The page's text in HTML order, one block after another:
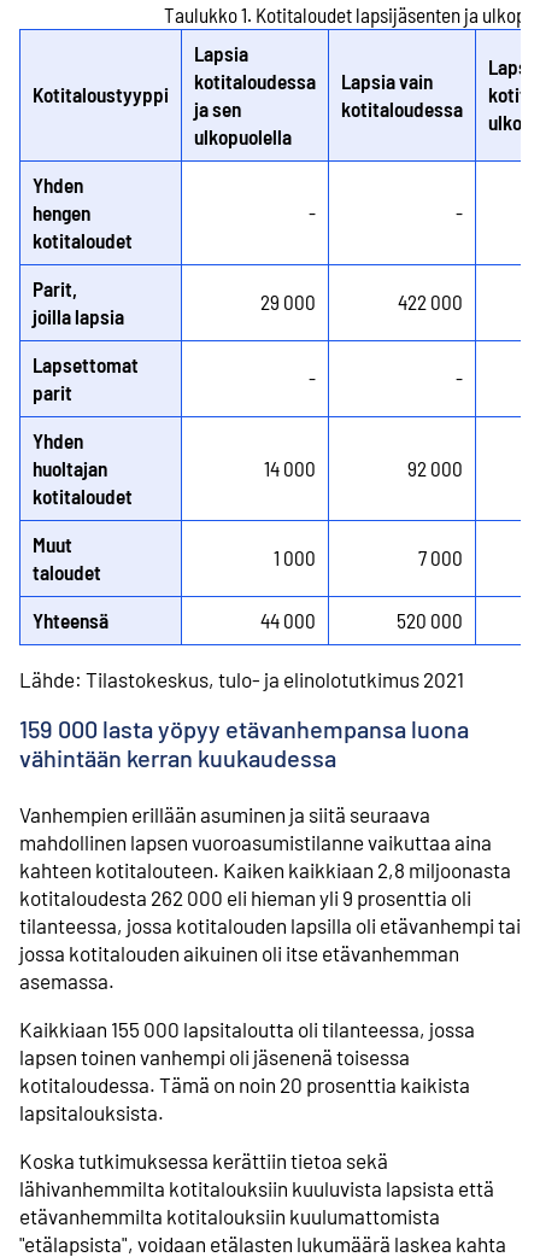
Taulukko 1. Kotitaloudet lapsijäsenten ja
Kotitaloustyyppi
Lapsia
kotitaloudessa
ja sen
ulkopuolella
Lapsia vain
kotitaloudessa
Yhden
hengen
kotitaloudet
- -
Parit,
joilla lapsia
29 000 422 000
Lapsettomat
parit
- -
Yhden
huoltajan
kotitaloudet
14 000 92 000
Muut
taloudet
1 000 7 000
Yhteensä 44 000 520 000
Lähde: Tilastokeskus, tulo- ja elinolotutkimus 2021
159 000 lasta yöpyy etävanhempansa luona
vähintään kerran kuukaudessa
Vanhempien erillään asuminen ja siitä seuraava
mahdollinen lapsen vuoroasumistilanne vaikuttaa aina
kahteen kotitalouteen. Kaiken kaikkiaan 2,8 miljoonasta
kotitaloudesta 262 000 eli hieman yli 9 prosenttia oli
tilanteessa, jossa kotitalouden lapsilla oli etävanhempi tai
jossa kotitalouden aikuinen oli itse etävanhemman
asemassa.
Kaikkiaan 155 000 lapsitaloutta oli tilanteessa, jossa
lapsen toinen vanhempi oli jäsenenä toisessa
kotitaloudessa. Tämä on noin 20 prosenttia kaikista
lapsitalouksista.
Koska tutkimuksessa kerättiin tietoa sekä
lähivanhemmilta kotitalouksiin kuuluvista lapsista että
etävanhemmilta kotitalouksiin kuulumattomista
"etälapsista", voidaan etälasten lukumäärä laskea kahta